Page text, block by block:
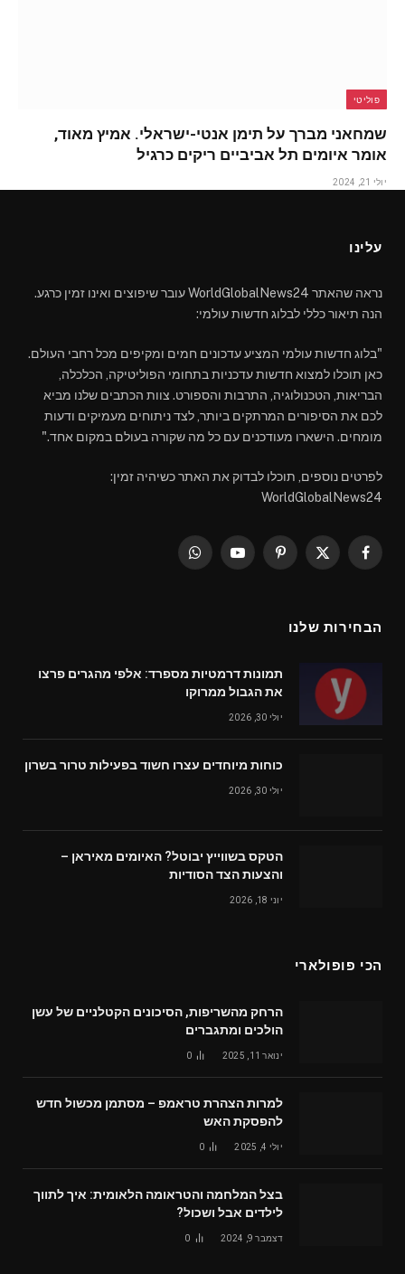
פוליטי
שמחאני מברך על תימן אנטי-ישראלי. אמיץ מאוד,
אומר איומים תל אביביים ריקים כרגיל
יולי 21, 2024
עלינו
נראה שהאתר WorldGlobalNews24 עובר שיפוצים ואינו זמין כרגע.
הנה תיאור כללי לבלוג חדשות עולמי:
"בלוג חדשות עולמי המציע עדכונים חמים ומקיפים מכל רחבי העולם.
כאן תוכלו למצוא חדשות עדכניות בתחומי הפוליטיקה, הכלכלה,
הבריאות, הטכנולוגיה, התרבות והספורט. צוות הכתבים שלנו מביא
לכם את הסיפורים המרתקים ביותר, לצד ניתוחים מעמיקים ודעות
מומחים. הישארו מעודכנים עם כל מה שקורה בעולם במקום אחד."
לפרטים נוספים, תוכלו לבדוק את האתר כשיהיה זמין:
WorldGlobalNews24
Facebook
X
Pinterest
YouTube
WhatsApp
הבחירות שלנו
תמונות דרמטיות מספרד: אלפי מהגרים פרצו
את הגבול ממרוקו
יולי 30, 2026
כוחות מיוחדים עצרו חשוד בפעילות טרור בשרון
יולי 30, 2026
הטקס בשווייץ יבוטל? האיומים מאיראן –
והצעות הצד הסודיות
יוני 18, 2026
הכי פופולארי
הרחק מהשריפות, הסיכונים הקטלניים של עשן
הולכים ומתגברים
ינואר 11, 2025 0
למרות הצהרת טראמפ – מסתמן מכשול חדש
להפסקת האש
יולי 4, 2025 0
בצל המלחמה והטראומה הלאומית: איך לתווך
לילדים אבל ושכול?
דצמבר 9, 2024 0